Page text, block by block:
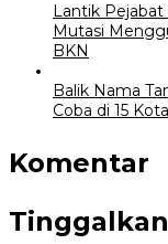
Lantik Pejabat
Mutasi
BKN
Balik Nama
Coba di 15
Komentar